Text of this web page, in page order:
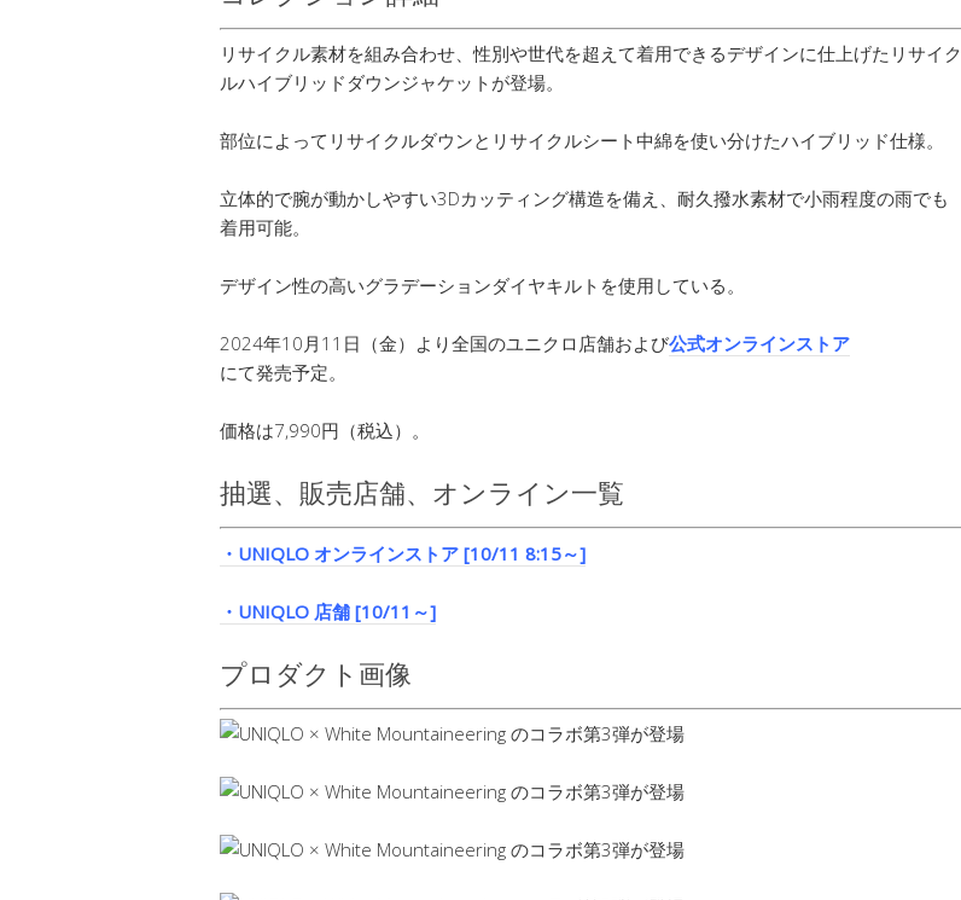
リサイクル素材を組み合わせ、性別や世代を超えて着用できるデザインに仕上げたリサイク
ルハイブリッドダウンジャケットが登場。
部位によってリサイクルダウンとリサイクルシート中綿を使い分けたハイブリッド仕様。
立体的で腕が動かしやすい3Dカッティング構造を備え、耐久撥水素材で小雨程度の雨でも
着用可能。
デザイン性の高いグラデーションダイヤキルトを使用している。
2024年10月11日（金）より全国のユニクロ店舗および公式オンラインストア
にて発売予定。
価格は7,990円（税込）。
抽選、販売店舗、オンライン一覧
・UNIQLO オンラインストア [10/11 8:15～]
・UNIQLO 店舗 [10/11～]
プロダクト画像